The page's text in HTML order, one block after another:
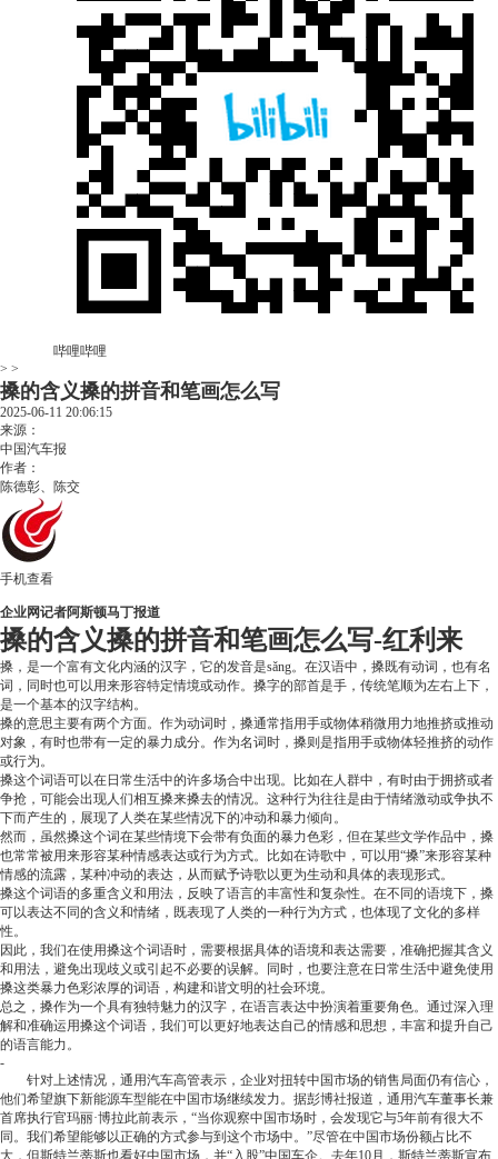
哔哩哔哩
> >
搡的含义搡的拼音和笔画怎么写
2025-06-11 20:06:15
来源：
中国汽车报
作者：
陈德彰、陈交
手机查看
企业网记者阿斯顿马丁报道
搡的含义搡的拼音和笔画怎么写-红利来
搡，是一个富有文化内涵的汉字，它的发音是sǎng。在汉语中，搡既有动词，也有名
词，同时也可以用来形容特定情境或动作。搡字的部首是手，传统笔顺为左右上下，
是一个基本的汉字结构。
搡的意思主要有两个方面。作为动词时，搡通常指用手或物体稍微用力地推挤或推动
对象，有时也带有一定的暴力成分。作为名词时，搡则是指用手或物体轻推挤的动作
或行为。
搡这个词语可以在日常生活中的许多场合中出现。比如在人群中，有时由于拥挤或者
争抢，可能会出现人们相互搡来搡去的情况。这种行为往往是由于情绪激动或争执不
下而产生的，展现了人类在某些情况下的冲动和暴力倾向。
然而，虽然搡这个词在某些情境下会带有负面的暴力色彩，但在某些文学作品中，搡
也常常被用来形容某种情感表达或行为方式。比如在诗歌中，可以用“搡”来形容某种
情感的流露，某种冲动的表达，从而赋予诗歌以更为生动和具体的表现形式。
搡这个词语的多重含义和用法，反映了语言的丰富性和复杂性。在不同的语境下，搡
可以表达不同的含义和情绪，既表现了人类的一种行为方式，也体现了文化的多样
性。
因此，我们在使用搡这个词语时，需要根据具体的语境和表达需要，准确把握其含义
和用法，避免出现歧义或引起不必要的误解。同时，也要注意在日常生活中避免使用
搡这类暴力色彩浓厚的词语，构建和谐文明的社会环境。
总之，搡作为一个具有独特魅力的汉字，在语言表达中扮演着重要角色。通过深入理
解和准确运用搡这个词语，我们可以更好地表达自己的情感和思想，丰富和提升自己
的语言能力。
-
针对上述情况，通用汽车高管表示，企业对扭转中国市场的销售局面仍有信心，
他们希望旗下新能源车型能在中国市场继续发力。据彭博社报道，通用汽车董事长兼
首席执行官玛丽·博拉此前表示，“当你观察中国市场时，会发现它与5年前有很大不
同。我们希望能够以正确的方式参与到这个市场中。”尽管在中国市场份额占比不
大，但斯特兰蒂斯也看好中国市场，并“入股”中国车企。去年10月，斯特兰蒂斯宣布